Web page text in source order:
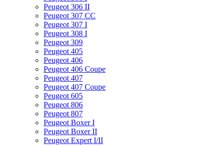
Peugeot 306 II
Peugeot 307 CC
Peugeot 307 I
Peugeot 308 I
Peugeot 309
Peugeot 405
Peugeot 406
Peugeot 406 Coupe
Peugeot 407
Peugeot 407 Coupe
Peugeot 605
Peugeot 806
Peugeot 807
Peugeot Boxer I
Peugeot Boxer II
Peugeot Expert I/II